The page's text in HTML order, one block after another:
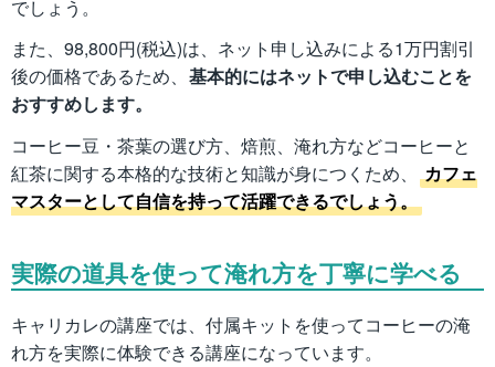
でしょう。
また、98,800円(税込)は、ネット申し込みによる1万円割引
後の価格であるため、 基本的にはネットで申し込むことを
おすすめします。
コーヒー豆・茶葉の選び方、焙煎、淹れ方などコーヒーと
紅茶に関する本格的な技術と知識が身につくため、
カフェ
マスターとして自信を持って活躍できるでしょう。
実際の道具を使って淹れ方を丁寧に学べる
キャリカレの講座では、付属キットを使ってコーヒーの淹
れ方を実際に体験できる講座になっています。